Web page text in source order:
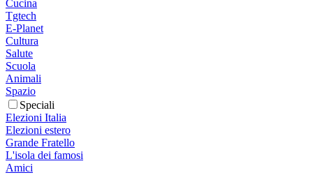
Cucina
Tgtech
E-Planet
Cultura
Salute
Scuola
Animali
Spazio
Speciali
Elezioni Italia
Elezioni estero
Grande Fratello
L'isola dei famosi
Amici